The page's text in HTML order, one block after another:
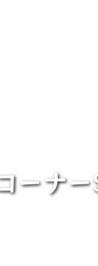
ーナ